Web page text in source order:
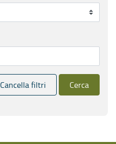
Cancella filtri Cerca